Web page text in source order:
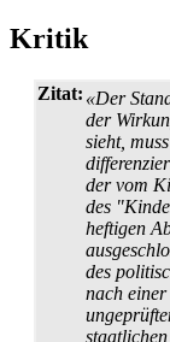
Kritik
Zitat: «Der
der
sieht,
der vom
des
heftigen
des
nach